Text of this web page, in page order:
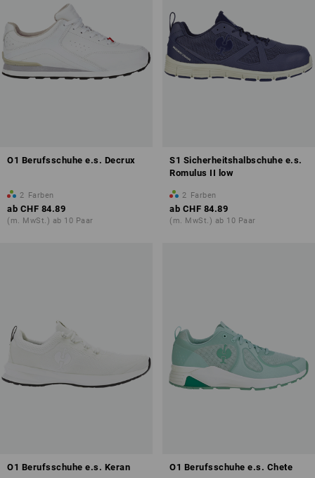
O1 Berufsschuhe e.s. Decrux
2 Farben
ab CHF 84.89
(m. MwSt.) ab 10 Paar
S1 Sicherheitshalbschuhe e.s.
Romulus II low
2 Farben
ab CHF 84.89
(m. MwSt.) ab 10 Paar
O1 Berufsschuhe e.s. Keran O1 Berufsschuhe e.s. Chete